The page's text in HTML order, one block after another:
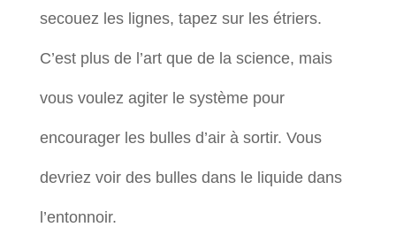
secouez les lignes, tapez sur les étriers.
C’est plus de l’art que de la science, mais
vous voulez agiter le système pour
encourager les bulles d’air à sortir. Vous
devriez voir des bulles dans le liquide dans
l’entonnoir.